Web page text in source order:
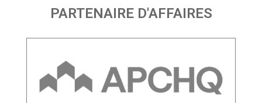
PARTENAIRE D'AFFAIRES